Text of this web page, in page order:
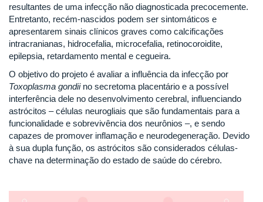
resultantes de uma infecção não diagnosticada precocemente.
Entretanto, recém-nascidos podem ser sintomáticos e
apresentarem sinais clínicos graves como calcificações
intracranianas, hidrocefalia, microcefalia, retinocoroidite,
epilepsia, retardamento mental e cegueira.
O objetivo do projeto é avaliar a influência da infecção por
Toxoplasma gondiino secretoma placentário e a possível
interferência dele no desenvolvimento cerebral, influenciando
astrócitos – células neurogliais que são fundamentais para a
funcionalidade e sobrevivência dos neurônios –, e sendo
capazes de promover inflamação e neurodegeneração. Devido
à sua dupla função, os astrócitos são considerados células-
chave na determinação do estado de saúde do cérebro.